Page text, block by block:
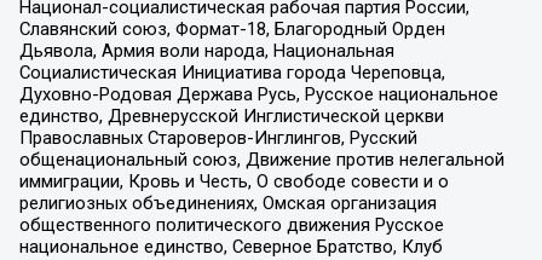
Национал-социалистическая рабочая партия России,
Славянский союз, Формат-18, Благородный Орден
Дьявола, Армия воли народа, Национальная
Социалистическая Инициатива города Череповца,
Духовно-Родовая Держава Русь, Русское национальное
единство, Древнерусской Инглистической церкви
Православных Староверов-Инглингов, Русский
общенациональный союз, Движение против нелегальной
иммиграции, Кровь и Честь, О свободе совести и о
религиозных объединениях, Омская организация
общественного политического движения Русское
национальное единство, Северное Братство, Клуб